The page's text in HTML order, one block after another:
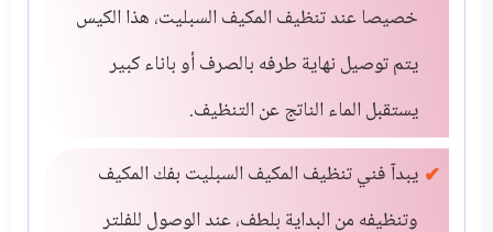
خصيصا عند تنظيف المكيف السبليت، هذا الكيس
يتم توصيل نهاية طرفه بالصرف أو باناء كبير
يستقبل الماء الناتج عن التنظيف.
يبدآ فني تنظيف المكيف السبليت بفك المكيف
وتنظيفه من البداية بلطف، عند الوصول للفلتر